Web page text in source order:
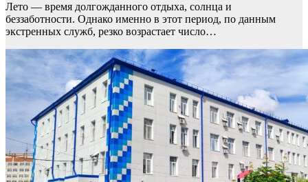
Лето — время долгожданного отдыха, солнца и
беззаботности. Однако именно в этот период, по данным
экстренных служб, резко возрастает число…